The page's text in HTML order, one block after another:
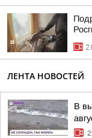
ЛЕНТА НОВОСТЕЙ
В